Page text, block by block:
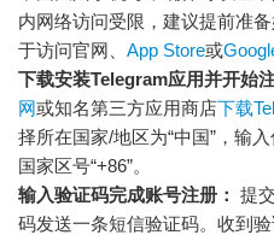
内网络访问受限，建议提前准
于访问官网、 App Store或
下载安装Telegram应用并开始注
网或知名第三方应用商店下载
择所在国家/地区为“中国”，输
国家区号“+86”。
输入验证码完成账号注册： 提
码发送一条短信验证码。收到